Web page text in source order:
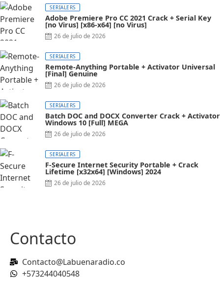
SERIALERS
Adobe Premiere Pro CC 2021 Crack + Serial Key
[no Virus] [x86-x64] [no Virus]
26 de julio de 2026
SERIALERS
Remote-Anything Portable + Activator Universal
[Final] Genuine
26 de julio de 2026
SERIALERS
Batch DOC and DOCX Converter Crack + Activator
Windows 10 [Full] MEGA
26 de julio de 2026
SERIALERS
F-Secure Internet Security Portable + Crack
Lifetime [x32x64] [Windows] 2024
26 de julio de 2026
Contacto
Contacto@Labuenaradio.co
+573244040548